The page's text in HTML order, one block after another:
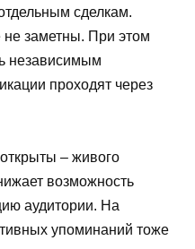
сделкам.
не заметны. При этом
независимым
проходят через
– живого
возможность
аудитории. На
упоминаний тоже